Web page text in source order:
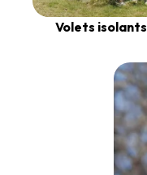
Volets isolants